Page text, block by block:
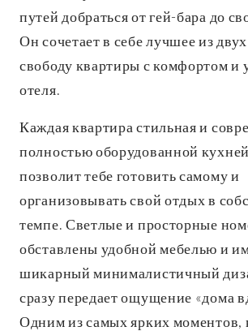
путей добраться от гей-бара до
Он сочетает в себе лучшее из
свободу квартиры с комфортом и
отеля.
Каждая квартира стильная и
полностью оборудованной
позволит тебе готовить самому и
организовывать свой отдых в
темпе. Светлые и просторные
обставлены удобной мебелью и
шикарный минималистичный
сразу передает ощущение «дома
Одним из самых ярких моментов,